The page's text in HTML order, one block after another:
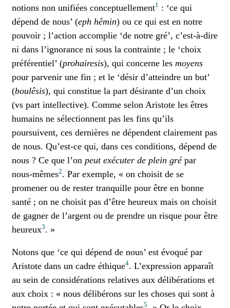
notions non unifiées conceptuellement1 : ‘ce qui
dépend de nous’ (eph hêmin) ou ce qui est en notre
pouvoir ; l’action accomplie ‘de notre gré’, c’est-à-dire
ni dans l’ignorance ni sous la contrainte ; le ‘choix
préférentiel’ (prohairesis), qui concerne les moyens
pour parvenir une fin ; et le ‘désir d’atteindre un but’
(boulêsis), qui constitue la part désirante d’un choix
(vs part intellective). Comme selon Aristote les êtres
humains ne sélectionnent pas les fins qu’ils
poursuivent, ces dernières ne dépendent clairement pas
de nous. Qu’est-ce qui, dans ces conditions, dépend de
nous ? Ce que l’on peut exécuter de plein grépar
nous-mêmes2. Par exemple, « on choisit de se
promener ou de rester tranquille pour être en bonne
santé ; on ne choisit pas d’être heureux mais on choisit
de gagner de l’argent ou de prendre un risque pour être
heureux3. »
Notons que ‘ce qui dépend de nous’ est évoqué par
Aristote dans un cadre éthique4. L’expression apparaît
au sein de considérations relatives aux délibérations et
aux choix : « nous délibérons sur les choses qui sont à
5